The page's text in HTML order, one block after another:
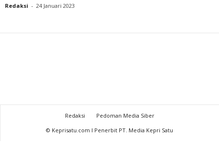
Redaksi - 24 Januari 2023
Redaksi
Pedoman Media Siber
© Keprisatu.com I Penerbit PT. Media Kepri Satu